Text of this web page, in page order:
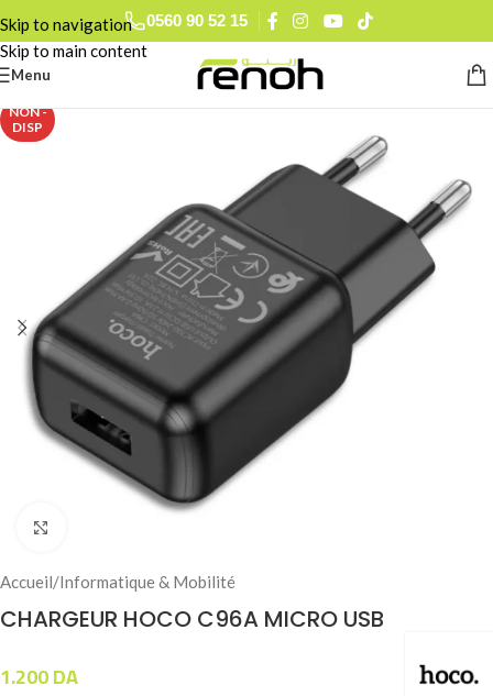
Skip to navigation
Skip to main content
0560 90 52 15
Menu
NON -
DISP
Accueil/Informatique & Mobilité
CHARGEUR HOCO C96A MICRO USB
1.200DA